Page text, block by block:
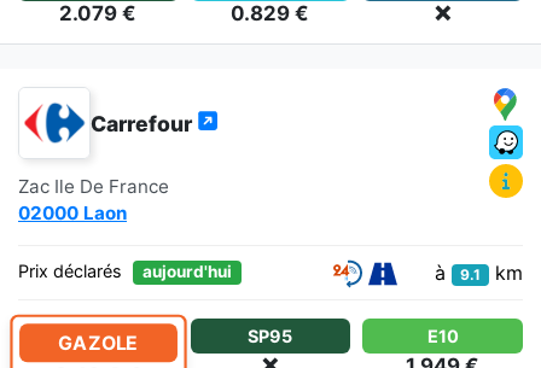
2.079 € 0.829 € ❌
Carrefour
Zac Ile De France
02000 Laon
Prix déclarés aujourd'hui à 9.1 km
GAZOLE SP95 E10